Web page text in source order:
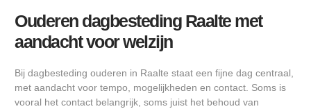
Ouderen dagbesteding Raalte met
aandacht voor welzijn
Bij dagbesteding ouderen in Raalte staat een fijne dag centraal,
met aandacht voor tempo, mogelijkheden en contact. Soms is
vooral het contact belangrijk, soms juist het behoud van